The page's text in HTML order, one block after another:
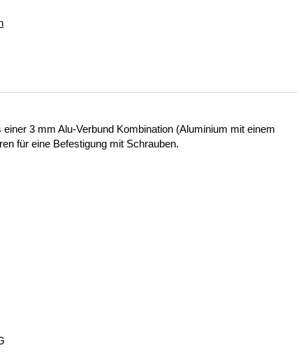
3 mm Alu-Verbund Kombination (Aluminium mit einem
für eine Befestigung mit Schrauben.